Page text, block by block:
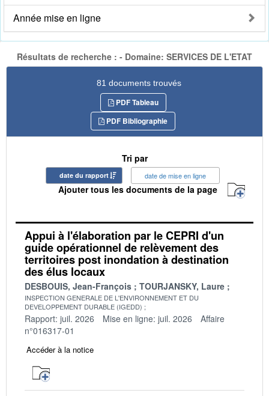
Année mise en ligne
Résultats de recherche : - Domaine: SERVICES DE L'ETAT
81 documents trouvés
PDF Tableau
PDF Bibliographie
Tri par
date du rapport date de mise en ligne
Ajouter tous les documents de la page
Appui à l'élaboration par le CEPRI d'un
guide opérationnel de relèvement des
territoires post inondation à destination
des élus locaux
DESBOUIS, Jean-François TOURJANSKY, Laure
INSPECTION GENERALE DE L'ENVIRONNEMENT ET DU
DEVELOPPEMENT DURABLE (IGEDD)
Rapport: juil. 2026 Mise en ligne: juil. 2026
Affaire
n°016317-01
Accéder à la notice